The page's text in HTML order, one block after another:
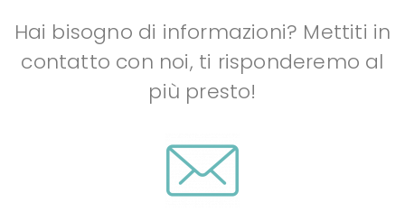
Hai bisogno di informazioni? Mettiti in
contatto con noi, ti risponderemo al
più presto!